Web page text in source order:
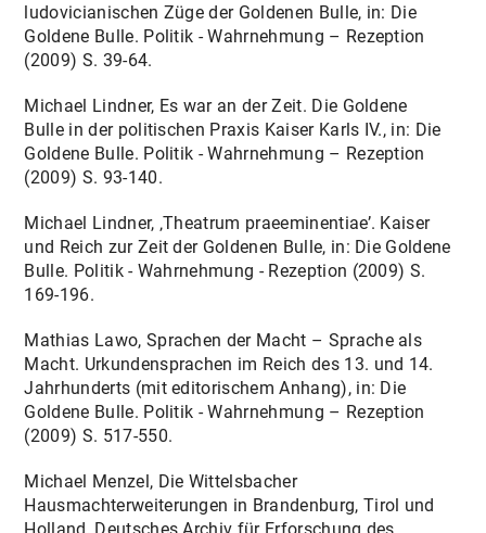
ludovicianischen Züge der Goldenen Bulle, in: Die
Goldene Bulle. Politik - Wahrnehmung – Rezeption
(2009) S. 39-64.
Michael Lindner, Es war an der Zeit. Die Goldene
Bulle in der politischen Praxis Kaiser Karls IV., in: Die
Goldene Bulle. Politik - Wahrnehmung – Rezeption
(2009) S. 93-140.
Michael Lindner, ‚Theatrum praeeminentiae’. Kaiser
und Reich zur Zeit der Goldenen Bulle, in: Die Goldene
Bulle. Politik - Wahrnehmung - Rezeption (2009) S.
169-196.
Mathias Lawo, Sprachen der Macht – Sprache als
Macht. Urkundensprachen im Reich des 13. und 14.
Jahrhunderts (mit editorischem Anhang), in: Die
Goldene Bulle. Politik - Wahrnehmung – Rezeption
(2009) S. 517-550.
Michael Menzel, Die Wittelsbacher
Hausmachterweiterungen in Brandenburg, Tirol und